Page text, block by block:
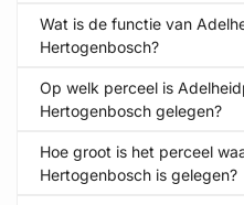
Wat is de functie van
Hertogenbosch?
Op welk perceel is
Hertogenbosch gelegen?
Hoe groot is het perceel
Hertogenbosch is gelegen?